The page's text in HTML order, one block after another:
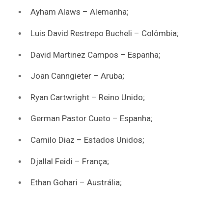
Ayham Alaws – Alemanha;
Luis David Restrepo Bucheli – Colômbia;
David Martinez Campos – Espanha;
Joan Canngieter – Aruba;
Ryan Cartwright – Reino Unido;
German Pastor Cueto – Espanha;
Camilo Diaz – Estados Unidos;
Djallal Feidi – França;
Ethan Gohari – Austrália;